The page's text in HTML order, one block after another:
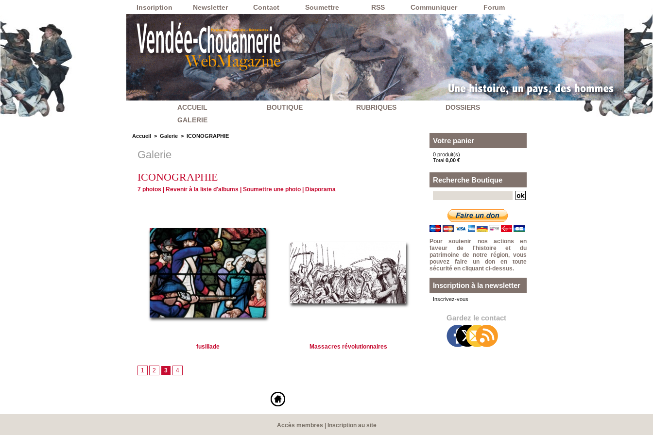
Inscription Newsletter Contact Soumettre RSS Communiquer Forum
ACCUEIL BOUTIQUE RUBRIQUES
DOSSIERS
GALERIE
Accueil > Galerie > ICONOGRAPHIE
Galerie
ICONOGRAPHIE
7 photos Revenir à la liste d'albums Soumettre une photo Diaporama
fusillade Massacres révolutionnaires
1 2 3 4
Votre panier
0 produit(s)
Total 0,00 €
Recherche Boutique
Pour soutenir nos actions en
faveur de l'histoire et du
patrimoine de notre région, vous
pouvez faire un don en toute
sécurité en cliquant ci-dessus.
Inscription à la newsletter
Inscrivez-vous
Gardez le contact
Accès membres Inscription au site